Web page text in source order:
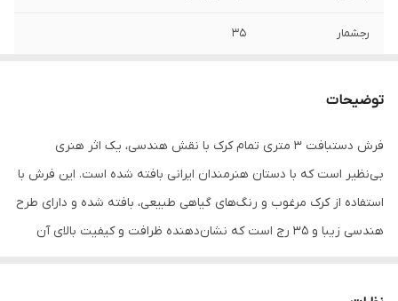
رجشمار 35
نوع رنگرزی 100% گیاهی
وضعیت کالا
توضیحات
فرش دستبافت ۳ متری تمام کرک با نقش هندسی، یک اثر هنری
بی‌نظیر است که با دستان هنرمندان ایرانی بافته شده است. این فرش با
استفاده از کرک مرغوب و رنگ‌های گیاهی طبیعی، بافته شده و دارای طرح
هندسی زیبا و ۳۵ رج است که نشان‌دهنده ظرافت و کیفیت بالای آن